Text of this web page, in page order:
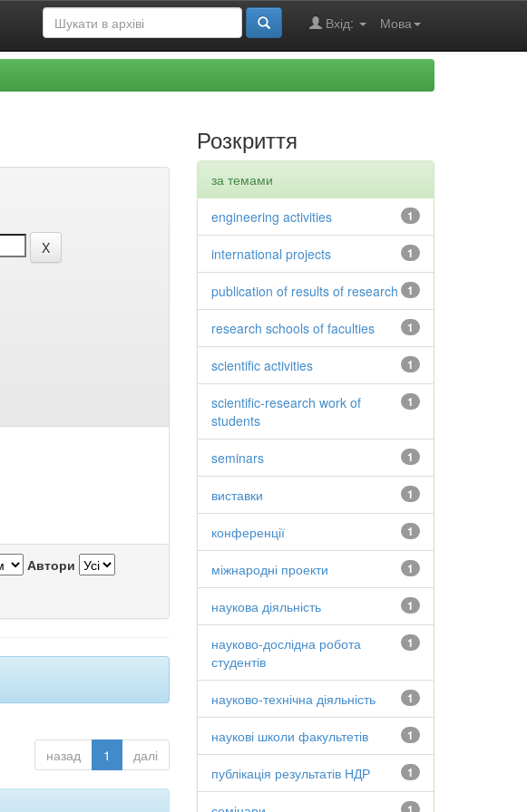
Мова
Вхід:
Автори
назад 1 далі
Розкриття
за темами
1
engineering activities
1
international projects
1
publication of results of research
1
research schools of faculties
1
scientific activities
1
scientific-research work of
students
1
seminars
1
виставки
1
конференції
1
міжнародні проекти
1
наукова діяльність
1
науково-дослідна робота
студентів
1
науково-технічна діяльність
1
наукові школи факультетів
1
публікація результатів НДР